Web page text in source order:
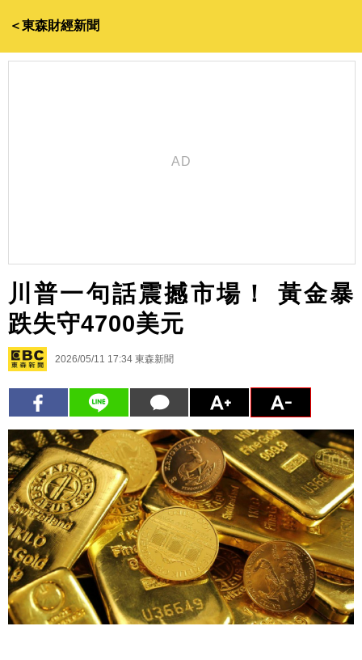
＜東森財經新聞
川普一句話震撼市場！ 黃金暴
跌失守4700美元
2026/05/11 17:34 東森新聞